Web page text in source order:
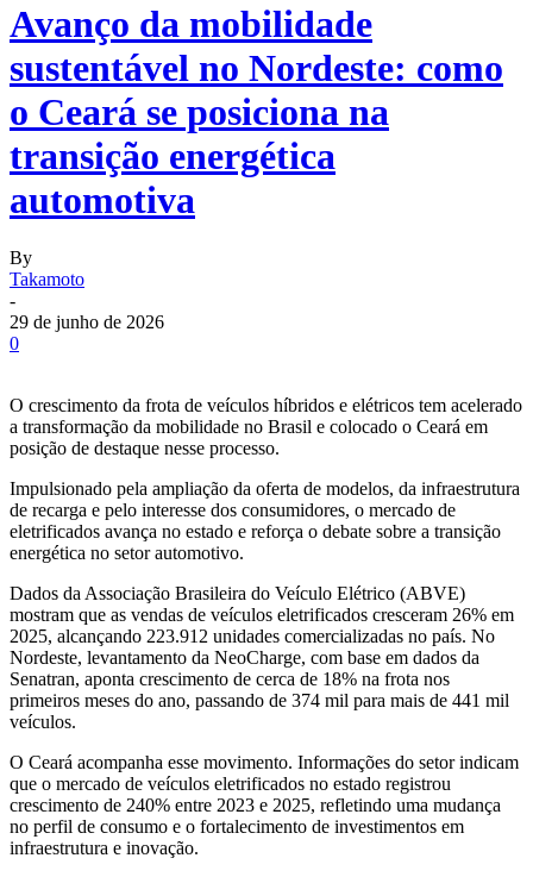
Avanço da mobilidade
sustentável no Nordeste: como
o Ceará se posiciona na
transição energética
automotiva
By
Takamoto
-
29 de junho de 2026
0
O crescimento da frota de veículos híbridos e elétricos tem acelerado
a transformação da mobilidade no Brasil e colocado o Ceará em
posição de destaque nesse processo.
Impulsionado pela ampliação da oferta de modelos, da infraestrutura
de recarga e pelo interesse dos consumidores, o mercado de
eletrificados avança no estado e reforça o debate sobre a transição
energética no setor automotivo.
Dados da Associação Brasileira do Veículo Elétrico (ABVE)
mostram que as vendas de veículos eletrificados cresceram 26% em
2025, alcançando 223.912 unidades comercializadas no país. No
Nordeste, levantamento da NeoCharge, com base em dados da
Senatran, aponta crescimento de cerca de 18% na frota nos
primeiros meses do ano, passando de 374 mil para mais de 441 mil
veículos.
O Ceará acompanha esse movimento. Informações do setor indicam
que o mercado de veículos eletrificados no estado registrou
crescimento de 240% entre 2023 e 2025, refletindo uma mudança
no perfil de consumo e o fortalecimento de investimentos em
infraestrutura e inovação.